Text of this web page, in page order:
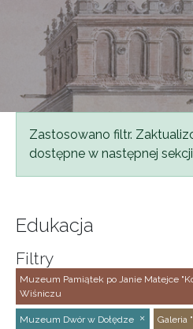
Komunikat
Zastosowano filtr.
dostępne w następnej
Edukacja
Filtry
Muzeum Pamiątek po Janie Matejce
Wiśniczu
Muzeum Dwór w Dołędze Galeria